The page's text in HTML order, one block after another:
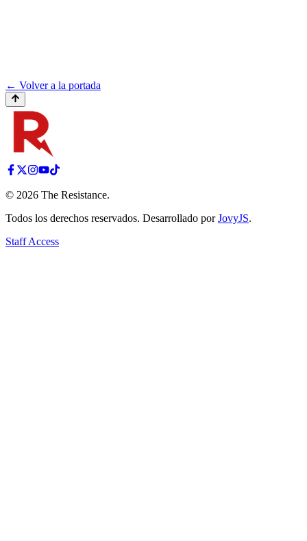
← Volver a la portada
© 2026 The Resistance.
Todos los derechos reservados. Desarrollado por JovyJS.
Staff Access